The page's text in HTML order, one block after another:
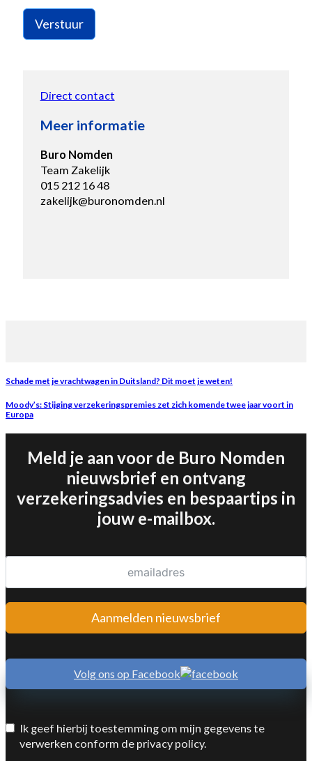
Verstuur
Direct contact
Meer informatie
Buro Nomden
Team Zakelijk
015 212 16 48
zakelijk@buronomden.nl
Schade met je vrachtwagen in Duitsland? Dit moet je weten!
Moody’s: Stijging verzekeringspremies zet zich komende twee jaar voort in
Europa
Meld je aan voor de Buro Nomden
nieuwsbrief en ontvang
verzekeringsadvies en bespaartips in
jouw e-mailbox.
Aanmelden nieuwsbrief
Volg ons op Facebook
Ik geef hierbij toestemming om mijn gegevens te
verwerken conform de privacy policy.